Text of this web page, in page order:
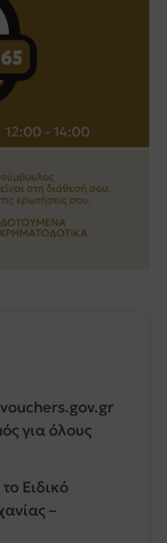
vouchers.gov.gr
για όλους
Ειδικό
–